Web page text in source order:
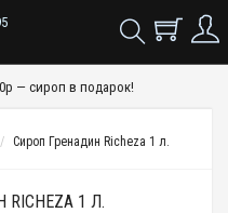
— сироп в подарок!
Сироп Гренадин Richeza 1 л.
1 Л.